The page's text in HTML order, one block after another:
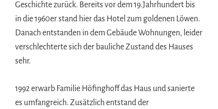
Geschichte zurück. Bereits vor dem 19.Jahrhundert bis
in die 1960er stand hier das Hotel zum goldenen Löwen.
Danach entstanden in dem Gebäude Wohnungen, leider
verschlechterte sich der bauliche Zustand des Hauses
sehr.
1992 erwarb Familie Höfinghoff das Haus und sanierte
es umfangreich. Zusätzlich entstand der